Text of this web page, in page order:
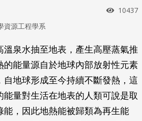
瀏覽次
10437
資源工程學系
溫泉水抽至地表，產生高壓蒸氣推
的能量源自於地球內部放射性元素
自地球形成至今持續不斷發熱，這
能量對生活在地表的人類可說是取
能，因此地熱能被歸類為再生能